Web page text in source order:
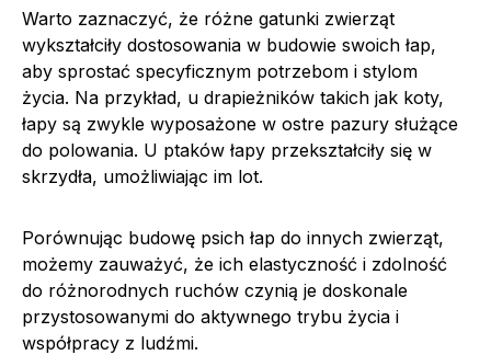
Warto zaznaczyć, że różne gatunki zwierząt
wykształciły dostosowania w budowie swoich łap,
aby sprostać specyficznym potrzebom i stylom
życia. Na przykład, u drapieżników takich jak koty,
łapy są zwykle wyposażone w ostre pazury służące
do polowania. U ptaków łapy przekształciły się w
skrzydła, umożliwiając im lot.
Porównując budowę psich łap do innych zwierząt,
możemy zauważyć, że ich elastyczność i zdolność
do różnorodnych ruchów czynią je doskonale
przystosowanymi do aktywnego trybu życia i
współpracy z ludźmi.